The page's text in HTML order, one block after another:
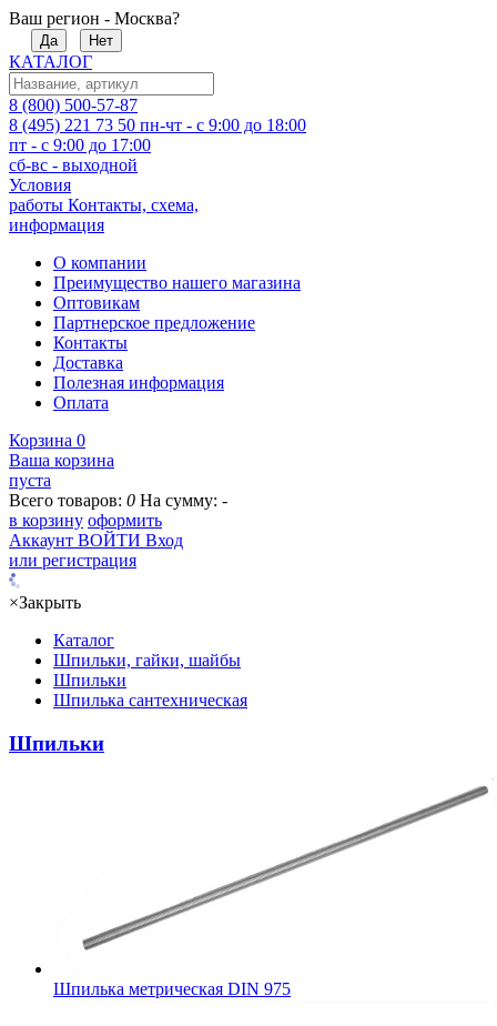
Ваш регион - Москва?
Да Нет
КАТАЛОГ
8 (800) 500-57-87
8 (495) 221 73 50 пн-чт - с 9:00 до 18:00
пт - с 9:00 до 17:00
сб-вс - выходной
Условия
работы Контакты, схема,
информация
О компании
Преимущество нашего магазина
Оптовикам
Партнерское предложение
Контакты
Доставка
Полезная информация
Оплата
Корзина 0
Ваша корзина
пуста
Всего товаров: 0 На сумму: -
в корзину оформить
Аккаунт ВОЙТИ Вход
или регистрация
×Закрыть
Каталог
Шпильки, гайки, шайбы
Шпильки
Шпилька сантехническая
Шпильки
Шпилька метрическая DIN 975